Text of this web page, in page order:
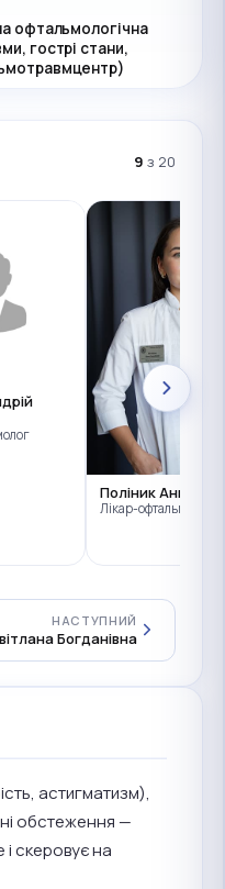
офтальмологічна
гострі стани,
9 з 20
Поліник Анна
Лікар-офтальмолог
НАСТУПНИЙ
Богданівна
астигматизм),
обстеження —
скеровує на